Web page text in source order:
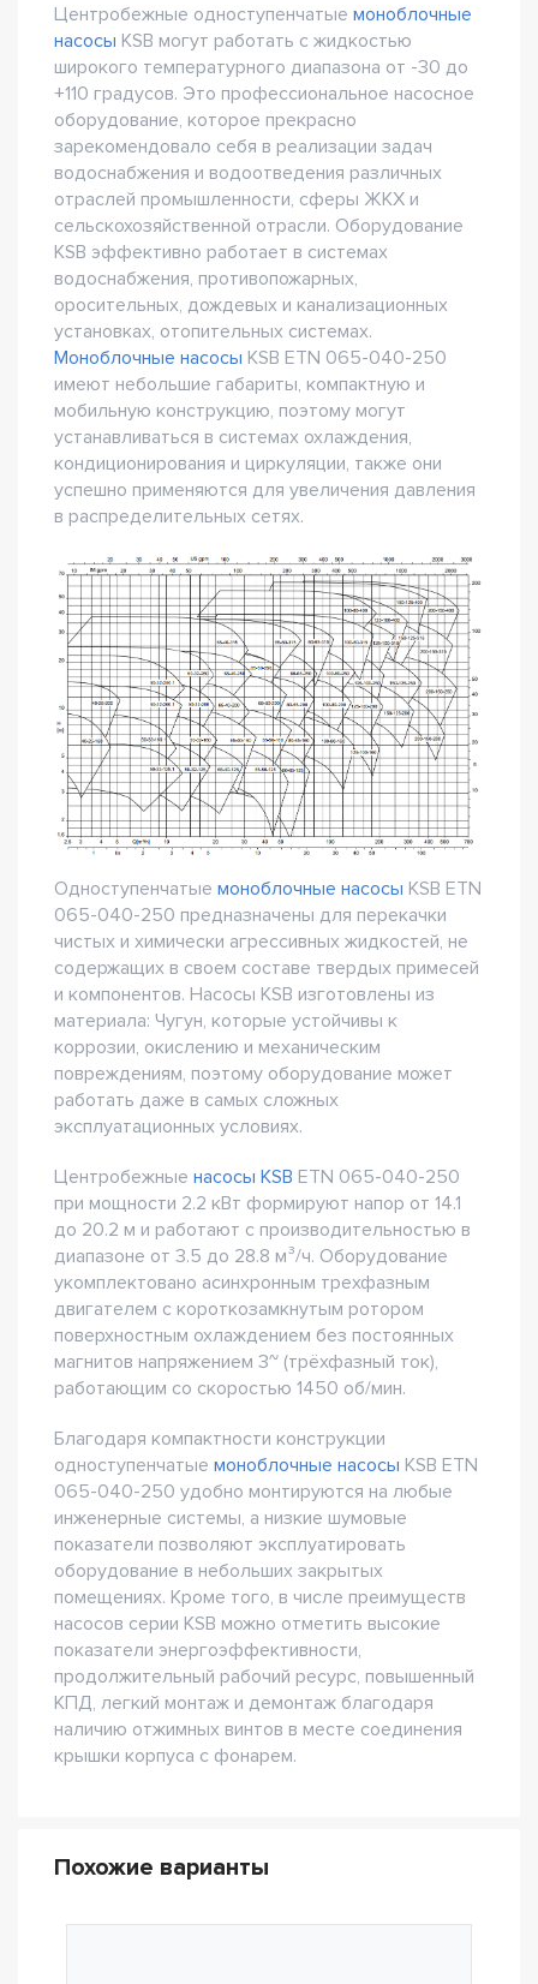
Центробежные одноступенчатые моноблочные
насосы KSB могут работать с жидкостью
широкого температурного диапазона от -30 до
+110 градусов. Это профессиональное насосное
оборудование, которое прекрасно
зарекомендовало себя в реализации задач
водоснабжения и водоотведения различных
отраслей промышленности, сферы ЖКХ и
сельскохозяйственной отрасли. Оборудование
KSB эффективно работает в системах
водоснабжения, противопожарных,
оросительных, дождевых и канализационных
установках, отопительных системах.
Моноблочные насосы KSB ETN 065-040-250
имеют небольшие габариты, компактную и
мобильную конструкцию, поэтому могут
устанавливаться в системах охлаждения,
кондиционирования и циркуляции, также они
успешно применяются для увеличения давления
в распределительных сетях.
Одноступенчатые моноблочные насосы KSB ETN
065-040-250 предназначены для перекачки
чистых и химически агрессивных жидкостей, не
содержащих в своем составе твердых примесей
и компонентов. Насосы KSB изготовлены из
материала: Чугун, которые устойчивы к
коррозии, окислению и механическим
повреждениям, поэтому оборудование может
работать даже в самых сложных
эксплуатационных условиях.
Центробежные насосы KSB ETN 065-040-250
при мощности 2.2 кВт формируют напор от 14.1
до 20.2 м и работают с производительностью в
диапазоне от 3.5 до 28.8 м³/ч. Оборудование
укомплектовано асинхронным трехфазным
двигателем с короткозамкнутым ротором
поверхностным охлаждением без постоянных
магнитов напряжением 3~ (трёхфазный ток),
работающим со скоростью 1450 об/мин.
Благодаря компактности конструкции
одноступенчатые моноблочные насосы KSB ETN
065-040-250 удобно монтируются на любые
инженерные системы, а низкие шумовые
показатели позволяют эксплуатировать
оборудование в небольших закрытых
помещениях. Кроме того, в числе преимуществ
насосов серии KSB можно отметить высокие
показатели энергоэффективности,
продолжительный рабочий ресурс, повышенный
КПД, легкий монтаж и демонтаж благодаря
наличию отжимных винтов в месте соединения
крышки корпуса с фонарем.
Похожие варианты